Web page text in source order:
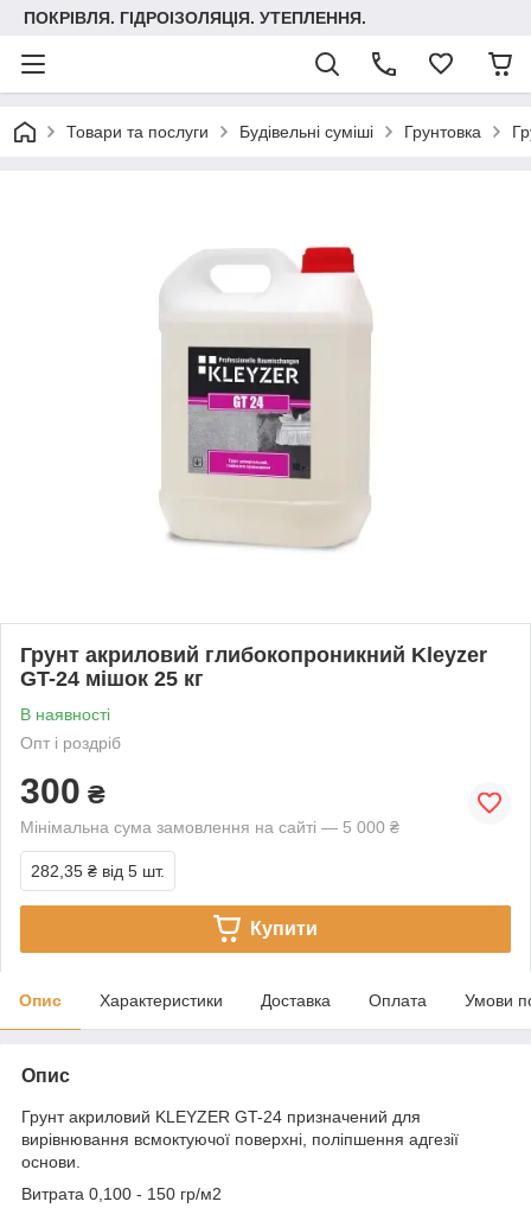
ПОКРІВЛЯ. ГІДРОІЗОЛЯЦІЯ. УТЕПЛЕННЯ.
Товари та послуги Будівельні суміші Грунтовка
Грунт акриловий глибокопроникний Kleyzer
GT-24 мішок 25 кг
В наявності
Опт і роздріб
300 ₴
Мінімальна сума замовлення на сайті — 5 000 ₴
282,35 ₴ від 5 шт.
Купити
Опис Характеристики Доставка Оплата Умови
Опис
Грунт акриловий KLEYZER GT-24 призначений для
вирівнювання всмоктуючої поверхні, поліпшення адгезії
основи.
Витрата 0,100 - 150 гр/м2